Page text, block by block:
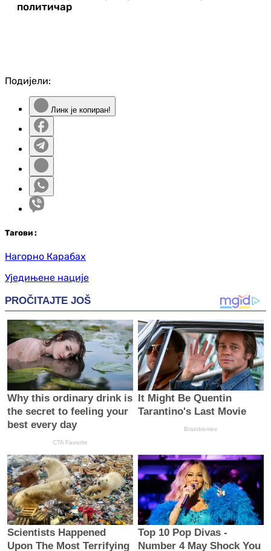
политичар
Подијели:
Линк је копиран!
Тагови :
Нагорно Карабах
Уједињене нације